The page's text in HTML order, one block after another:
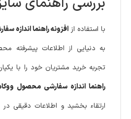
با استفاده از افزونه راهنما اندازه
به دنیایی از اطلاعات پیشرفته
تجربه خرید مشتریان خود را با
راهنما اندازه سفارشی محصول
ارتقاء بخشید و اطلاعات دقیقی در